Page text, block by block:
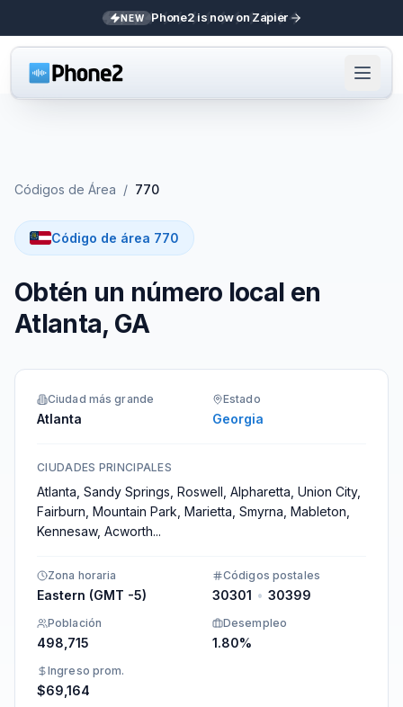
NEW Phone2 is now on Zapier
Códigos de Área / 770
Código de área 770
Obtén un número local en
Atlanta, GA
Ciudad más grande
Atlanta
Estado
Georgia
CIUDADES PRINCIPALES
Atlanta, Sandy Springs, Roswell, Alpharetta, Union City,
Fairburn, Mountain Park, Marietta, Smyrna, Mableton,
Kennesaw, Acworth...
Zona horaria
Eastern (GMT -5)
Códigos postales
30301 • 30399
Población
498,715
Desempleo
1.80%
Ingreso prom.
$69,164